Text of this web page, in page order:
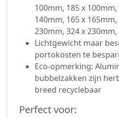
100mm, 185 x
140mm, 165 x
230mm, 324 x 230mm,
Lichtgewicht maar
portokosten te
Eco-opmerking:
bubbelzakken zijn
breed recyclebaar
Perfect voor: